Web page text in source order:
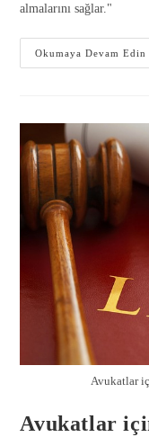
almalarını sağlar."
Okumaya Devam Edin
Avukatlar
Avukatlar